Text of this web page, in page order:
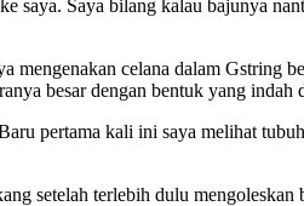
Saya bilang kalau bajunya
mengenakan celana dalam
besar dengan bentuk yang indah
pertama kali ini saya melihat
setelah terlebih dulu